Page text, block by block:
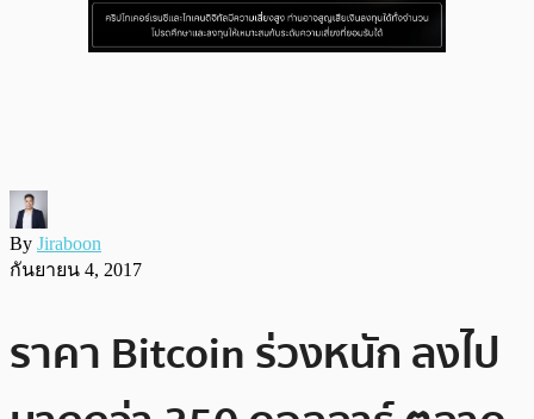
By Jiraboon
กันยายน 4, 2017
ราคา Bitcoin ร่วงหนัก ลงไป